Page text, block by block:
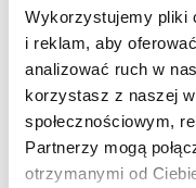
Wykorzystujemy pliki
i reklam, aby
analizować ruch w
korzystasz z naszej
społecznościowym,
Partnerzy mogą
otrzymanymi od
szukasz.
Adres, który
/przepisy/
jest obecnie
Sprawdź pisownię